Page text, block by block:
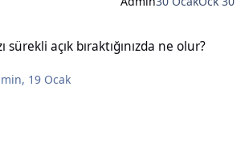
sürekli açık bıraktığınızda ne olur?
, 19 Ocak